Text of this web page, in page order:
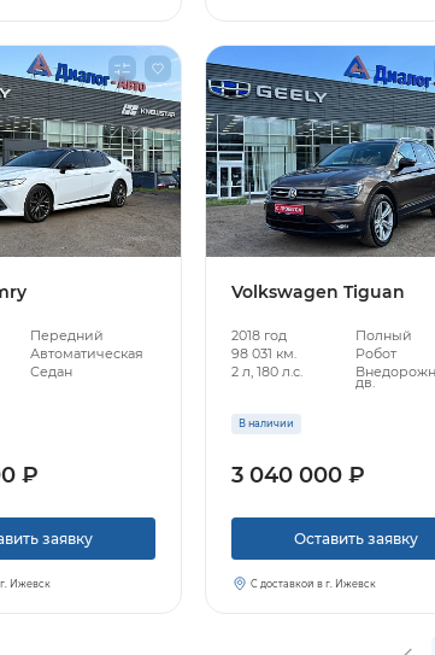
Передний
Автоматическая
Седан
₽
заявку
Ижевск
Volkswagen Tiguan
2018 год
Полный
98 031 км.
Робот
2 л, 180 л.с.
дв.
В наличии
3 040 000 ₽
Оставить заявку
С доставкой в г. Ижевск